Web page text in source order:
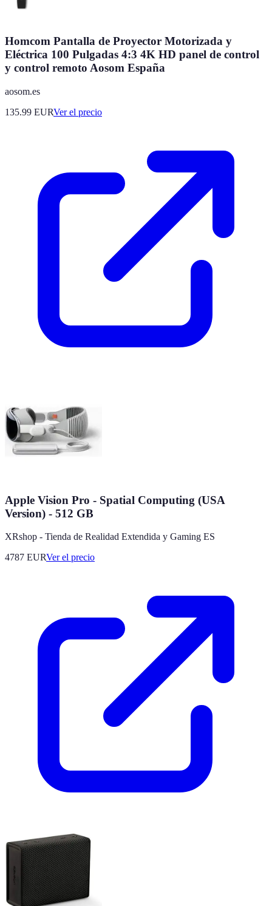
Homcom Pantalla de Proyector Motorizada y
Eléctrica 100 Pulgadas 4:3 4K HD panel de control
y control remoto Aosom España
aosom.es
135.99 EURVer el precio
Apple Vision Pro - Spatial Computing (USA
Version) - 512 GB
XRshop - Tienda de Realidad Extendida y Gaming ES
4787 EURVer el precio